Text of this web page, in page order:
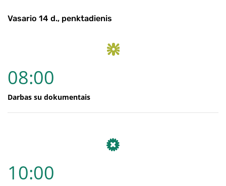
Vasario 14 d., penktadienis
08:00
Darbas su dokumentais
10:00